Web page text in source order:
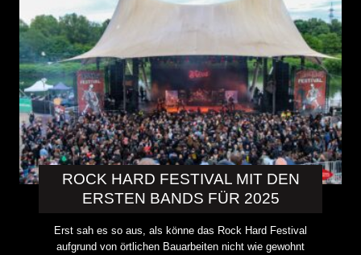
ROCK HARD FESTIVAL MIT DEN
ERSTEN BANDS FÜR 2025
Erst sah es so aus, als könne das Rock Hard Festival
aufgrund von örtlichen Bauarbeiten nicht wie gewohnt